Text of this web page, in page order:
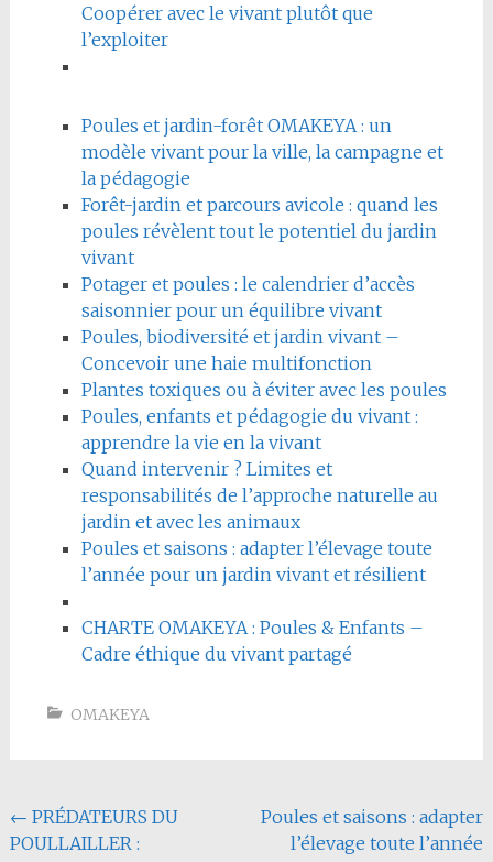
Coopérer avec le vivant plutôt que
l’exploiter
Poules et jardin-forêt OMAKEYA : un
modèle vivant pour la ville, la campagne et
la pédagogie
Forêt-jardin et parcours avicole : quand les
poules révèlent tout le potentiel du jardin
vivant
Potager et poules : le calendrier d’accès
saisonnier pour un équilibre vivant
Poules, biodiversité et jardin vivant –
Concevoir une haie multifonction
Plantes toxiques ou à éviter avec les poules
Poules, enfants et pédagogie du vivant :
apprendre la vie en la vivant
Quand intervenir ? Limites et
responsabilités de l’approche naturelle au
jardin et avec les animaux
Poules et saisons : adapter l’élevage toute
l’année pour un jardin vivant et résilient
CHARTE OMAKEYA : Poules & Enfants –
Cadre éthique du vivant partagé
OMAKEYA
Navigation
de
← PRÉDATEURS DU
POULLAILLER :
Poules et saisons : adapter
l’élevage toute l’année